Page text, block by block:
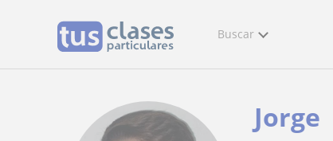
Buscar
Jorge